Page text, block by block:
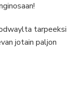
tarpeeksi
jotain paljon